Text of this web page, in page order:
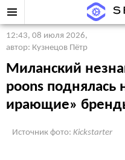
12:43, 08 июля 2026,
автор: Кузнецов Пётр
Миланский
poons поднялась
ирающие»
Источник фото: Kickstarter